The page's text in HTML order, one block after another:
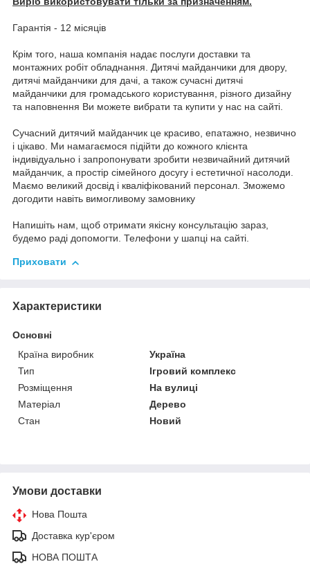
Гарантія - 12 місяців
Крім того, наша компанія надає послуги доставки та
монтажних робіт обладнання. Дитячі майданчики для двору,
дитячі майданчики для дачі, а також сучасні дитячі
майданчики для громадського користування, різного дизайну
та наповнення Ви можете вибрати та купити у нас на сайті.
Сучасний дитячий майданчик це красиво, епатажно, незвично
і цікаво. Ми намагаємося підійти до кожного клієнта
індивідуально і запропонувати зробити незвичайний дитячий
майданчик, а простір сімейного досугу і естетичної насолоди.
Маємо великий досвід і кваліфікований персонал. Зможемо
догодити навіть вимогливому замовнику
Напишіть нам, щоб отримати якісну консультацію зараз,
будемо раді допомогти. Телефони у шапці на сайті.
Приховати
Характеристики
Основні
Країна виробник
Україна
Тип
Ігровий комплекс
Розміщення
На вулиці
Матеріал
Дерево
Стан
Новий
Умови доставки
Нова Пошта
Доставка кур'єром
НОВА ПОШТА